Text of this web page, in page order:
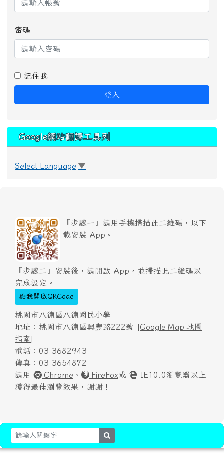
密碼
記住我
登入
Google網站翻譯工具列
Select Language ▼
『步驟一』請用手機掃描此二維碼，以下
載安裝 App。
『步驟二』安裝後，請開啟 App，並掃描此二維碼以
完成設定。
點我開啟QRCode
桃園市八德區八德國民小學
地址：桃園市八德區興豐路222號 [Google Map 地圖
指南]
電話：03-3682943
傳真：03-3654872
請用
Chrome 、 FireFox或
IE10.0瀏覽器以上
獲得最佳瀏覽效果，謝謝！